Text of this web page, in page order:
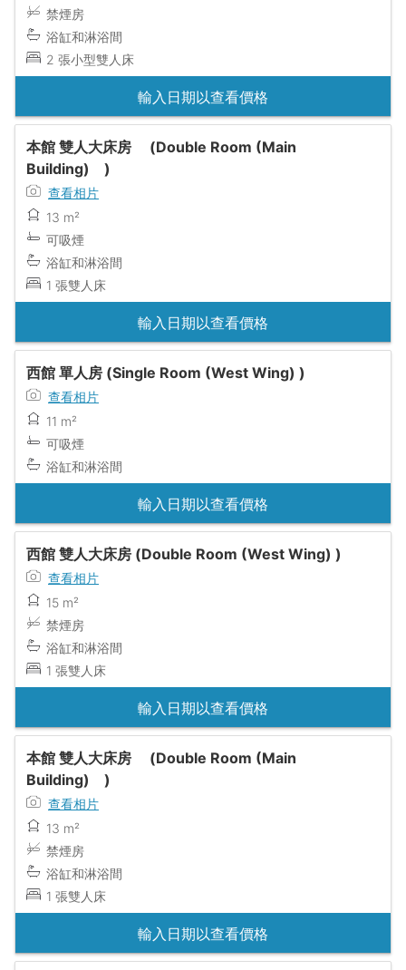
禁煙房
浴缸和淋浴間
2 張小型雙人床
輸入日期以查看價格
本館 雙人大床房 (Double Room (Main
Building) )
查看相片
13 m²
可吸煙
浴缸和淋浴間
1 張雙人床
輸入日期以查看價格
西館 單人房 (Single Room (West Wing) )
查看相片
11 m²
可吸煙
浴缸和淋浴間
輸入日期以查看價格
西館 雙人大床房 (Double Room (West Wing) )
查看相片
15 m²
禁煙房
浴缸和淋浴間
1 張雙人床
輸入日期以查看價格
本館 雙人大床房 (Double Room (Main
Building) )
查看相片
13 m²
禁煙房
浴缸和淋浴間
1 張雙人床
輸入日期以查看價格